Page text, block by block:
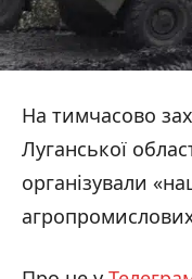
На тимчасово
Луганської
організували